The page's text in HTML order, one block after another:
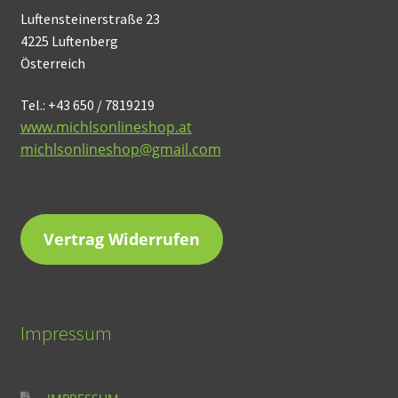
Luftensteinerstraße 23
4225 Luftenberg
Österreich
Tel.: +43 650 / 7819219
www.michlsonlineshop.at
michlsonlineshop@gmail.com
Vertrag Widerrufen
Impressum